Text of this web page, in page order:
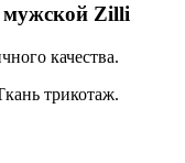
мужской Zilli
качества.
трикотаж.